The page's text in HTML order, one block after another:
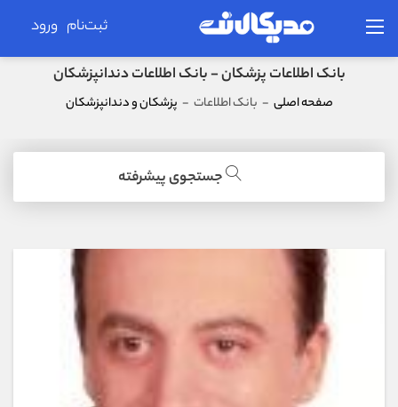
ثبت‌نام ورود
بانک اطلاعات پزشکان - بانک اطلاعات دندانپزشکان
صفحه اصلی - بانک اطلاعات - پزشکان و دندانپزشکان
جستجوی پیشرفته